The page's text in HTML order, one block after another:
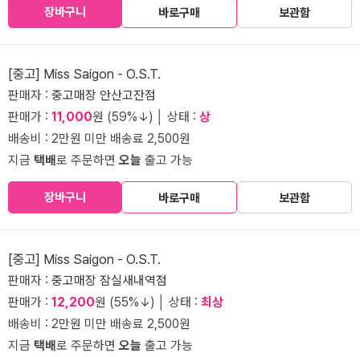
장바구니 바로구매 보관함
[중고] Miss Saigon - O.S.T.
판매자 : 중고매장 안산고잔점
판매가 : 11,000원 (59%↓) │ 상태 : 상
배송비 : 2만원 미만 배송료 2,500원
지금 택배로 주문하면오늘 출고 가능
장바구니 바로구매 보관함
[중고] Miss Saigon - O.S.T.
판매자 : 중고매장 잠실새내역점
판매가 : 12,200원 (55%↓) │ 상태 : 최상
배송비 : 2만원 미만 배송료 2,500원
지금 택배로 주문하면오늘 출고 가능